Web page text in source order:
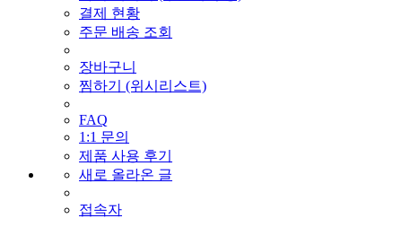
결제 현황
주문 배송 조회
장바구니
찜하기 (위시리스트)
FAQ
1:1 문의
제품 사용 후기
새로 올라온 글
접속자